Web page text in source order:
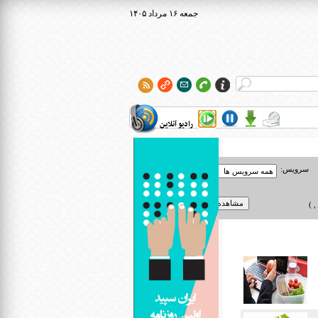
۱۴۰۵ جمعه ۱۶ مرداد
رادیو آنلاین
سرویس:
, )